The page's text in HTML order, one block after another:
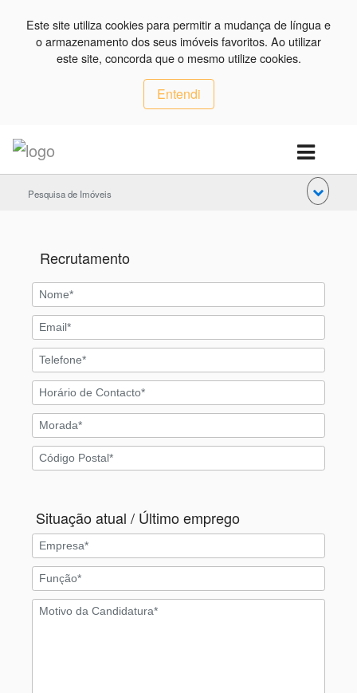
Este site utiliza cookies para permitir a mudança de língua e
o armazenamento dos seus imóveis favoritos. Ao utilizar
este site, concorda que o mesmo utilize cookies.
Entendi
Pesquisa de Imóveis
Recrutamento
Situação atual / Último emprego